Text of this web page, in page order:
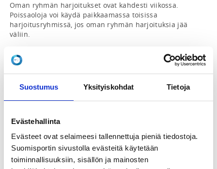
Suostumus Yksityiskohdat Tietoja
Evästehallinta
Evästeet ovat selaimeesi tallennettuja pieniä tiedostoja.
Suomisportin sivustolla evästeitä käytetään
toiminnallisuuksiin, sisällön ja mainosten
Oman ryhmän harjoitukset ovat kahdesti viikossa.
Poissaoloja voi käydä paikkaamassa toisissa
harjoitusryhmissä, jos oman ryhmän harjoituksia jää
väliin.
*UUTTA*
Voit valita Suomi-Sportista yhden viikkoharjoituksen
painikoulun (B-ryhmät) tai kahden viikkoharjoituksen
painikoulun (A-ryhmät). Tämä muutos siksi, että
monella on vielä useita lajeja tässä iässä ja usein ei
jatketa nassikoiden jälkeen ollenkaan, jos harjoituksia
harjoituskertaa niille joille se on aikataulullisesti
Ryhmien painijat kilpailevat kuukausittain
aloittelijoiden TÄHTIPAINEISSA, kun taitoja on kertynyt